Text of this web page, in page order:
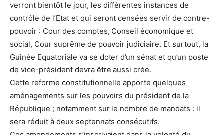
verront bientôt le jour, les différentes instances de
contrôle de l’Etat et qui seront censées servir de contre-
pouvoir : Cour des comptes, Conseil économique et
social, Cour suprême de pouvoir judiciaire. Et surtout, la
Guinée Equatoriale va se doter d’un sénat et qu’un poste
de vice-président devra être aussi créé.
Cette reforme constitutionnelle apporte quelques
aménagements sur les pouvoirs du président de la
République ; notamment sur le nombre de mandats : il
sera réduit à deux septennats consécutifs.